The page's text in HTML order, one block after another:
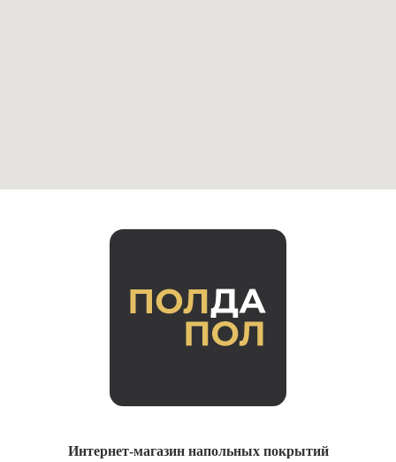
Интернет-магазин напольных покрытий